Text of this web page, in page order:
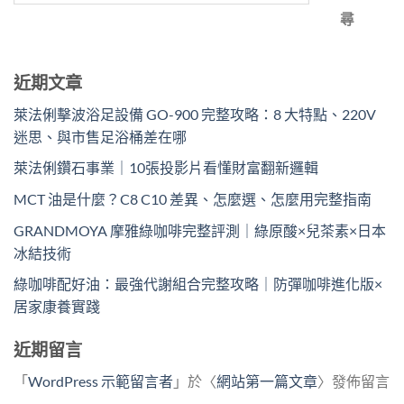
尋
近期文章
萊法俐擊波浴足設備 GO-900 完整攻略：8 大特點、220V
迷思、與市售足浴桶差在哪
萊法俐鑽石事業｜10張投影片看懂財富翻新邏輯
MCT 油是什麼？C8 C10 差異、怎麼選、怎麼用完整指南
GRANDMOYA 摩雅綠咖啡完整評測｜綠原酸×兒茶素×日本
冰結技術
綠咖啡配好油：最強代謝組合完整攻略｜防彈咖啡進化版×
居家康養實踐
近期留言
「WordPress 示範留言者 」於〈網站第一篇文章〉發佈留言